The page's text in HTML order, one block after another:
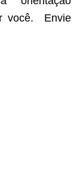
você. Envie